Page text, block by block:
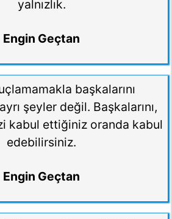
yalnızlık.
Engin Geçtan
başkalarını
şeyler değil. Başkalarını,
kabul ettiğiniz oranda kabul
edebilirsiniz.
Engin Geçtan